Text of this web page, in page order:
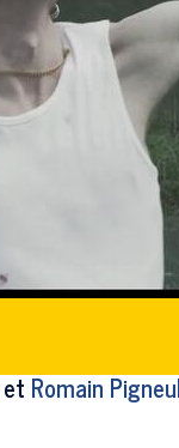
Romain